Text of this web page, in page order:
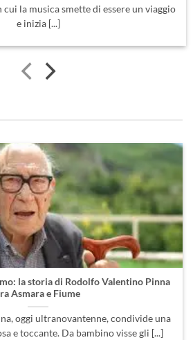
cui la musica smette di essere un viaggio
e inizia [...]
la storia di Rodolfo Valentino Pinna
Asmara e Fiume
oggi ultranovantenne, condivide una
e toccante. Da bambino visse gli [...]